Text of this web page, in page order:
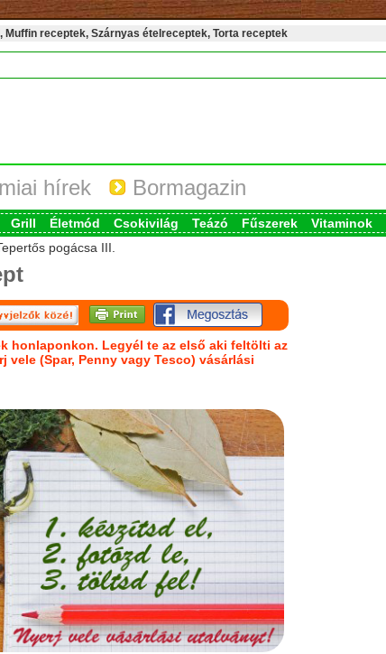
receptek, Szárnyas ételreceptek, Torta receptek
hírek Bormagazin
Grill Életmód Csokivilág Teázó Fűszerek Vitaminok
pogácsa III.
honlaponkon. Legyél te az első aki feltölti az
(Spar, Penny vagy Tesco) vásárlási